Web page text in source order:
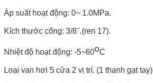
Áp suất hoạt động: 0~ 1.0MPa.
Kích thước cổng: 3/8''.(ren 17).
Nhiệt độ hoạt động: -5~60oC
Loại van hơi 5 cửa 2 vị trí. (1 thanh gạt tay)